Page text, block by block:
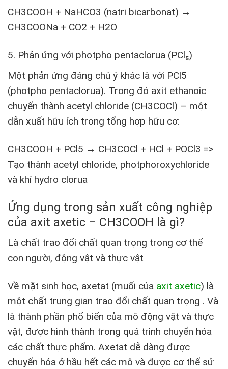
CH3COOH + NaHCO3 (natri bicarbonat) →
CH3COONa + CO2 + H2O
5. Phản ứng với photpho pentaclorua (PCl₅)
Một phản ứng đáng chú ý khác là với PCl5
(photpho pentaclorua). Trong đó axit ethanoic
chuyển thành acetyl chloride (CH3COCl) – một
dẫn xuất hữu ích trong tổng hợp hữu cơ:
CH3COOH + PCl5 → CH3COCl + HCl + POCl3 =>
Tạo thành acetyl chloride, photphoroxychloride
và khí hydro clorua
Ứng dụng trong sản xuất công nghiệp
của axit axetic – CH3COOH là gì?
Là chất trao đổi chất quan trọng trong cơ thể
con người, động vật và thực vật
Về mặt sinh học, axetat (muối của axit axetic) là
một chất trung gian trao đổi chất quan trọng . Và
là thành phần phổ biến của mô động vật và thực
vật, được hình thành trong quá trình chuyển hóa
các chất thực phẩm. Axetat dễ dàng được
chuyển hóa ở hầu hết các mô và được cơ thể sử